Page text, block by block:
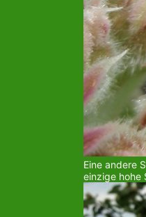
Eine andere
einzige hohe